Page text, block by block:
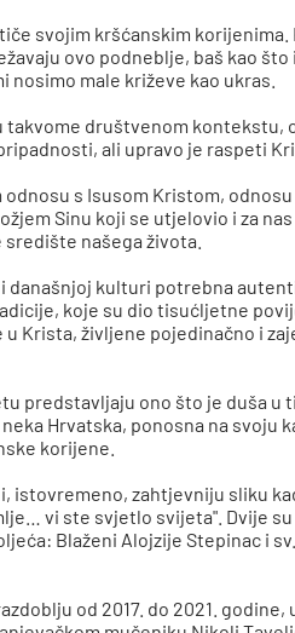
svojim kršćanskim korijenima.
ovo podneblje, baš kao što
male križeve kao ukras.
takvome društvenom kontekstu,
ali upravo je raspeti
s Isusom Kristom,
Sinu koji se utjelovio i za
našega života.
kulturi potrebna
koje su dio tisućljetne
Krista, življene pojedinačno i
predstavljaju ono što je duša u
Hrvatska, ponosna na svoju
korijene.
istovremeno, zahtjevniju sliku
vi ste svjetlo svijeta". Dvije
Blaženi Alojzije Stepinac i
od 2017. do 2021.